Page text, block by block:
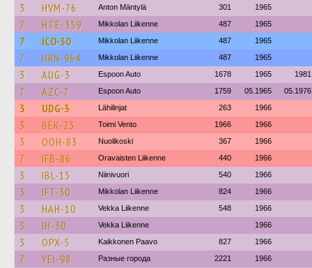
3 HVM-76 Anton Mäntylä 301 1965
7 HTE-359 Mikkolan Liikenne 487 1965
7 ICO-30 Mikkolan Liikenne 487 1965
7 HRN-964 Mikkolan Liikenne 487 1965
3 AUG-3 Espoon Auto 1678 1965 1981
7 AZC-7 Espoon Auto 1759 05.1965 05.1976
3 UDG-3 Lähilinjat 263 1966
3 BEK-23 Toimi Vento 1966 1966
3 OOH-83 Nuolikoski 367 1966
7 IFB-86 Oravaisten Liikenne 440 1966
3 IBL-15 Niinivuori 540 1966
3 IFT-30 Mikkolan Liikenne 824 1966
3 HAH-10 Vekka Liikenne 548 1966
3 IH-30 Vekka Liikenne 1966
3 OPX-5 Kaikkonen Paavo 827 1966
7 YEI-98 Разные города 2221 1966